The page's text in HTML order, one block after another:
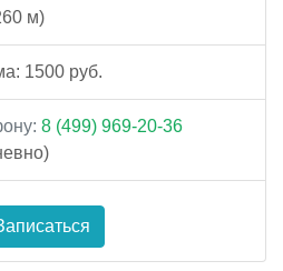
м)
1500 руб.
8 (499) 969-20-36